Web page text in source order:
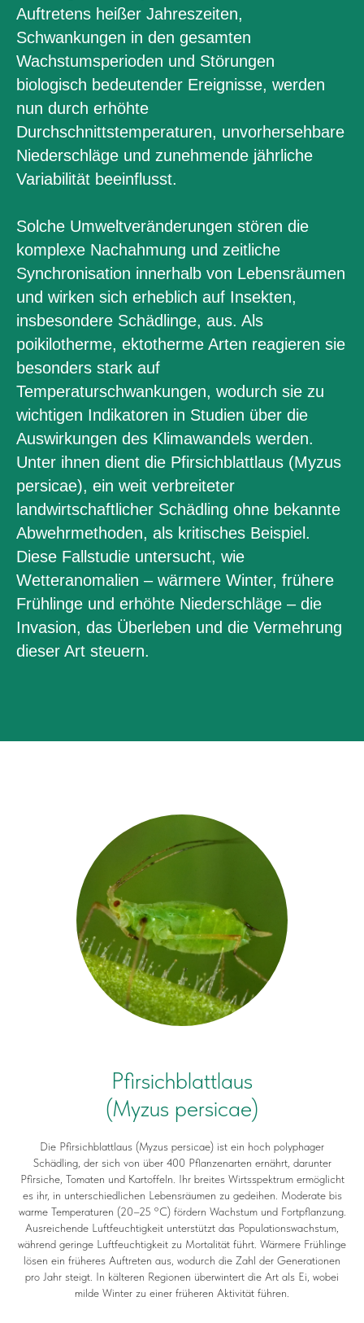
Auftretens heißer Jahreszeiten,
Schwankungen in den gesamten
Wachstumsperioden und Störungen
biologisch bedeutender Ereignisse, werden
nun durch erhöhte
Durchschnittstemperaturen, unvorhersehbare
Niederschläge und zunehmende jährliche
Variabilität beeinflusst.
Solche Umweltveränderungen stören die
komplexe Nachahmung und zeitliche
Synchronisation innerhalb von Lebensräumen
und wirken sich erheblich auf Insekten,
insbesondere Schädlinge, aus. Als
poikilotherme, ektotherme Arten reagieren sie
besonders stark auf
Temperaturschwankungen, wodurch sie zu
wichtigen Indikatoren in Studien über die
Auswirkungen des Klimawandels werden.
Unter ihnen dient die Pfirsichblattlaus (Myzus
persicae), ein weit verbreiteter
landwirtschaftlicher Schädling ohne bekannte
Abwehrmethoden, als kritisches Beispiel.
Diese Fallstudie untersucht, wie
Wetteranomalien – wärmere Winter, frühere
Frühlinge und erhöhte Niederschläge – die
Invasion, das Überleben und die Vermehrung
dieser Art steuern.
Pfirsichblattlaus
(Myzus persicae)
Die Pfirsichblattlaus (Myzus persicae) ist ein hoch polyphager
Schädling, der sich von über 400 Pflanzenarten ernährt, darunter
Pfirsiche, Tomaten und Kartoffeln. Ihr breites Wirtsspektrum ermöglicht
es ihr, in unterschiedlichen Lebensräumen zu gedeihen. Moderate bis
warme Temperaturen (20–25 °C) fördern Wachstum und Fortpflanzung.
Ausreichende Luftfeuchtigkeit unterstützt das Populationswachstum,
während geringe Luftfeuchtigkeit zu Mortalität führt. Wärmere Frühlinge
lösen ein früheres Auftreten aus, wodurch die Zahl der Generationen
pro Jahr steigt. In kälteren Regionen überwintert die Art als Ei, wobei
milde Winter zu einer früheren Aktivität führen.